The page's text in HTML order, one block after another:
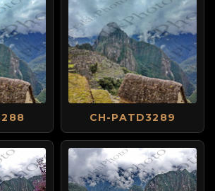
CH-PATD3289